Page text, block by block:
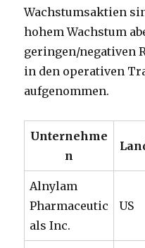
Wachstumsaktien
hohem Wachstum
geringen/negativen
in den operativen
aufgenommen.
Unternehme
n
Alnylam
Pharmaceutic
als Inc.
US